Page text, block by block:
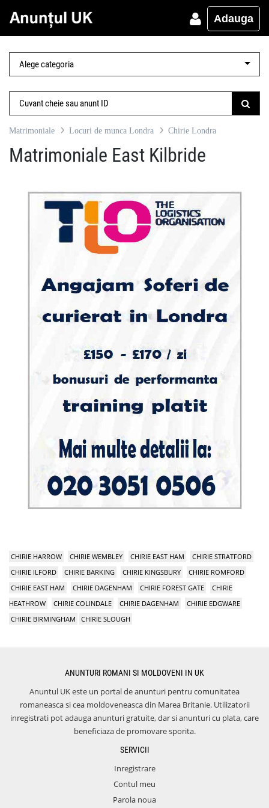
Adauga
Matrimoniale Locuri de munca Londra Chirie Londra
Matrimoniale East Kilbride
CHIRIE HARROW CHIRIE WEMBLEY CHIRIE EAST HAM
CHIRIE STRATFORD
CHIRIE ILFORD
CHIRIE BARKING CHIRIE KINGSBURY
CHIRIE ROMFORD
CHIRIE EAST HAM
CHIRIE DAGENHAM CHIRIE FOREST GATE
CHIRIE
HEATHROW
CHIRIE COLINDALE CHIRIE DAGENHAM
CHIRIE EDGWARE
CHIRIE BIRMINGHAM
CHIRIE SLOUGH
ANUNTURI ROMANI SI MOLDOVENI IN UK
Anuntul UK este un portal de anunturi pentru comunitatea
romaneasca si cea moldoveneasca din Marea Britanie. Utilizatorii
inregistrati pot adauga anunturi gratuite, dar si anunturi cu plata, care
beneficiaza de promovare sporita.
SERVICII
Inregistrare
Contul meu
Parola noua